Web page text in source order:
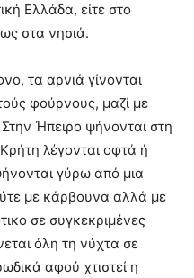
Ελλάδα, είτε στο
στα νησιά.
τα αρνιά γίνονται
φούρνους, μαζί με
Ήπειρο ψήνονται στη
λέγονται οφτά ή
γύρω από μια
με κάρβουνα αλλά με
σε συγκεκριμένες
όλη τη νύχτα σε
αφού χτιστεί η